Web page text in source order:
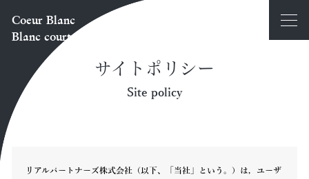
Coeur Blanc
Blanc court
サイトポリシー
Site policy
リアルパートナーズ株式会社（以下、「当社」という。）は，ユーザ